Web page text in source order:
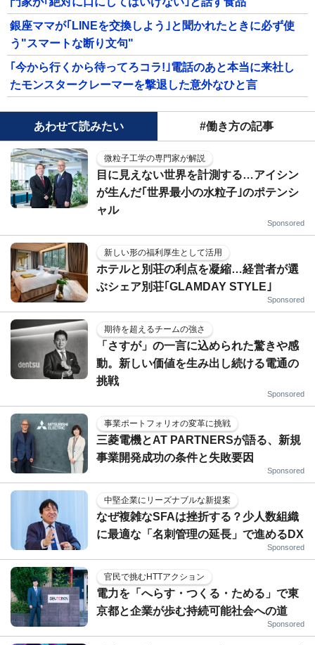
銀座ママが｢LINEを交換しよう｣と聞かれたときに必ず使
う"スマートな断り文句"
｢今から行くから待ってろコラ!｣電話のあと本当に来社し
たモンスタークレーマーを撃退した意外なひと言
あわせて読みたい #働き方の記事
微粒子工学の専門家が解説
目に見えない世界を計測する…アイシン
が生んだ｢世界最小の水粒子｣のポテンシ
ャル
Sponsored
新しい形の福利厚生として活用
ホテルと別荘の利点を凝縮…経営者が選
ぶシェア別荘｢GLAMDAY STYLE｣
Sponsored
期待を超えるチームの強さ
「さすが」の一言に込められた驚きや感
動。新しい価値を生み出し続ける電通の
挑戦
Sponsored
事業ポートフォリオの変革に挑戦
三菱電機とAT PARTNERSが語る、新規
事業開発成功の条件と失敗要因
Sponsored
中堅企業にリーズナブルな新提案
なぜ複雑なSFAは挫折する？少人数組織
に最適な「名刺管理の延長」で進めるDX
Sponsored
官民で挑むHTTアクション
電力を「へらす・つくる・ためる」で東
京都と企業が歩む持続可能社会への道
Sponsored